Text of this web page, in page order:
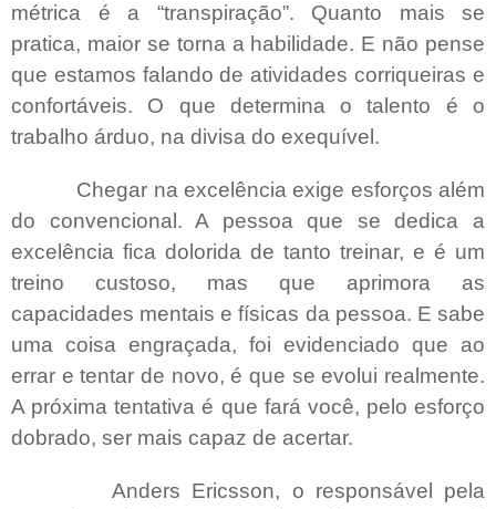
métrica é a “transpiração”. Quanto mais se
pratica, maior se torna a habilidade. E não pense
que estamos falando de atividades corriqueiras e
confortáveis. O que determina o talento é o
trabalho árduo, na divisa do exequível.
Chegar na excelência exige esforços além
do convencional. A pessoa que se dedica a
excelência fica dolorida de tanto treinar, e é um
treino custoso, mas que aprimora as
capacidades mentais e físicas da pessoa. E sabe
uma coisa engraçada, foi evidenciado que ao
errar e tentar de novo, é que se evolui realmente.
A próxima tentativa é que fará você, pelo esforço
dobrado, ser mais capaz de acertar.
Anders Ericsson, o responsável pela